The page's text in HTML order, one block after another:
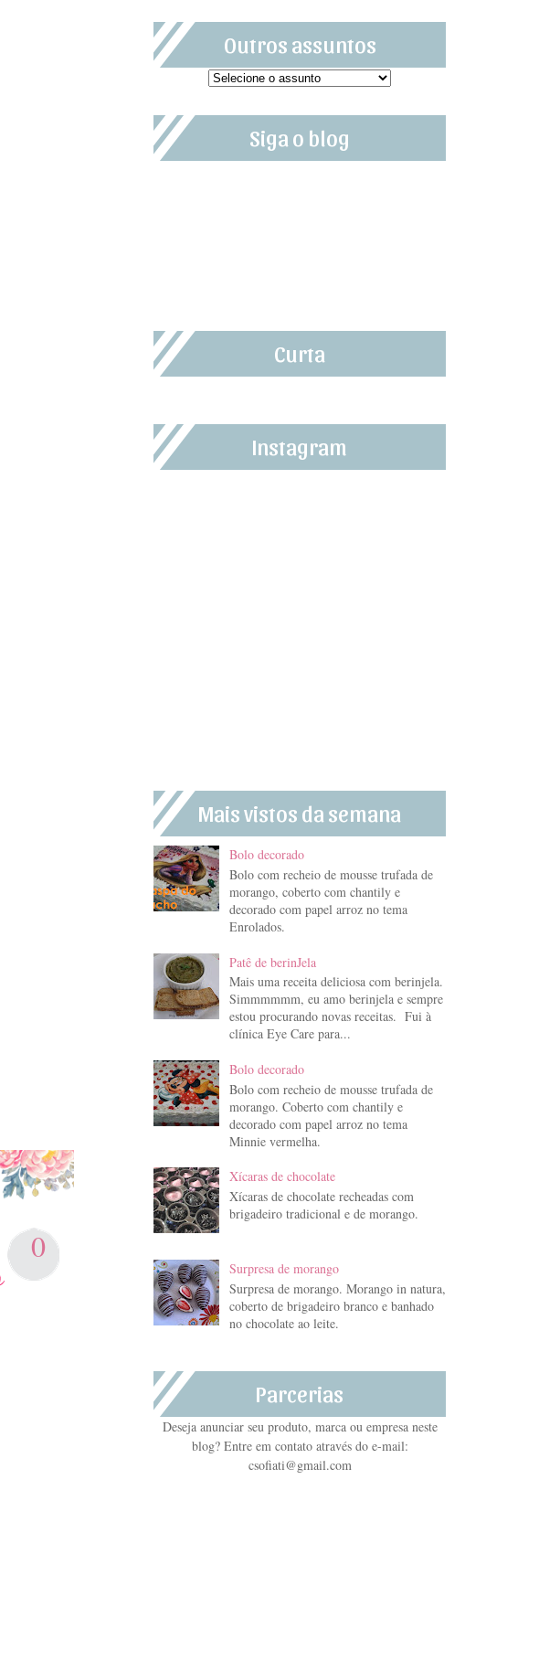
0
Outros assuntos
Siga o blog
Curta
Instagram
Mais vistos da semana
Bolo decorado
Bolo com recheio de mousse trufada de
morango, coberto com chantily e
decorado com papel arroz no tema
Enrolados.
Patê de berinJela
Mais uma receita deliciosa com berinjela.
Simmmmmm, eu amo berinjela e sempre
estou procurando novas receitas. Fui à
clínica Eye Care para...
Bolo decorado
Bolo com recheio de mousse trufada de
morango. Coberto com chantily e
decorado com papel arroz no tema
Minnie vermelha.
Xícaras de chocolate
Xícaras de chocolate recheadas com
brigadeiro tradicional e de morango.
Surpresa de morango
Surpresa de morango. Morango in natura,
coberto de brigadeiro branco e banhado
no chocolate ao leite.
Parcerias
Deseja anunciar seu produto, marca ou empresa neste
blog? Entre em contato através do e-mail:
csofiati@gmail.com